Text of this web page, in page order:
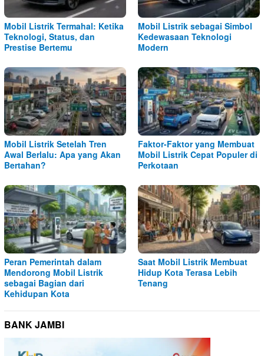
Mobil Listrik Termahal: Ketika
Teknologi, Status, dan
Prestise Bertemu
Mobil Listrik sebagai Simbol
Kedewasaan Teknologi
Modern
Mobil Listrik Setelah Tren
Awal Berlalu: Apa yang Akan
Bertahan?
Faktor-Faktor yang Membuat
Mobil Listrik Cepat Populer di
Perkotaan
Peran Pemerintah dalam
Mendorong Mobil Listrik
sebagai Bagian dari
Kehidupan Kota
Saat Mobil Listrik Membuat
Hidup Kota Terasa Lebih
Tenang
BANK JAMBI